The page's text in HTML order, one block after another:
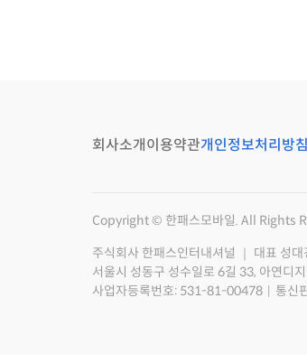
회사소개이용약관개인정보처리방침
Copyright © 한패스모바일. All Rights
주식회사 한패스인터내셔널 ｜ 대표 성대
서울시 성동구 성수일로 6길 33, 아연디
사업자등록번호: 531-81-00478
통신